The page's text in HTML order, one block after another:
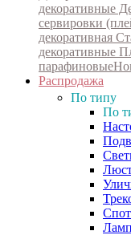
декоративные
сервировки
декоративная
декоративные
парафиновые
Распродажа
По типу
По